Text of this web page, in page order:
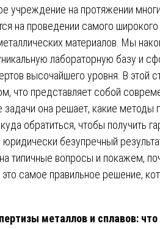
учреждение на протяжении
на проведении самого
материалов. Мы
лабораторную базу и
высочайшего уровня. В этой
что представляет собой
задачи она решает, какие методы
обратиться, чтобы получить
юридически безупречный
типичные вопросы и покажем,
самое правильное решение,
металлов и сплавов: что